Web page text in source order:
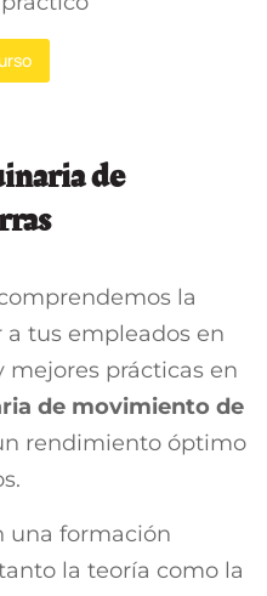
de
la
tus empleados en
mejores prácticas en
de movimiento de
rendimiento óptimo
una formación
la teoría como la